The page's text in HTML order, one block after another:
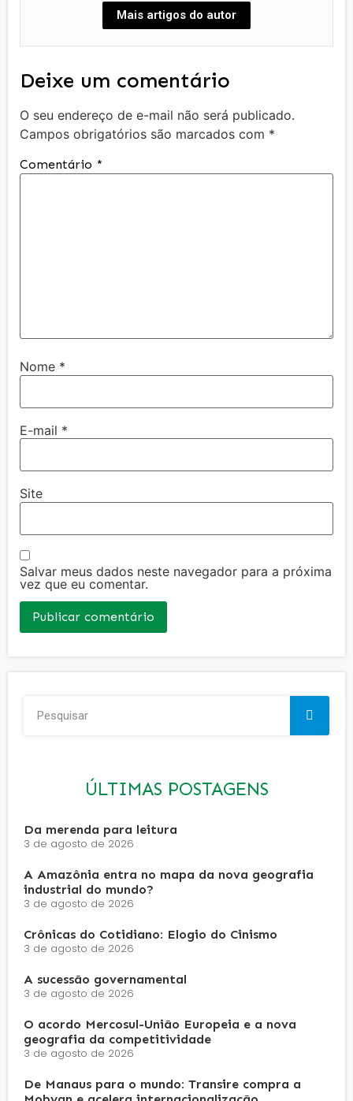
Mais artigos do autor
Deixe um comentário
O seu endereço de e-mail não será publicado.
Campos obrigatórios são marcados com *
Comentário *
Nome *
E-mail *
Site
Salvar meus dados neste navegador para a próxima
vez que eu comentar.
ÚLTIMAS POSTAGENS
Da merenda para leitura
3 de agosto de 2026
A Amazônia entra no mapa da nova geografia
industrial do mundo?
3 de agosto de 2026
Crônicas do Cotidiano: Elogio do Cinismo
3 de agosto de 2026
A sucessão governamental
3 de agosto de 2026
O acordo Mercosul-União Europeia e a nova
geografia da competitividade
3 de agosto de 2026
De Manaus para o mundo: Transire compra a